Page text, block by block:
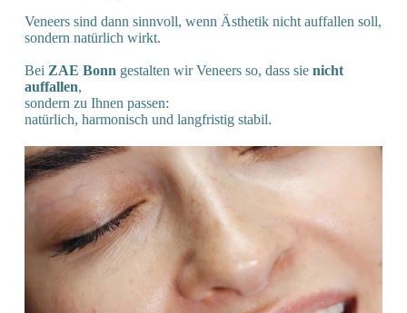
Veneers sind dann sinnvoll, wenn Ästhetik nicht auffallen soll,
sondern natürlich wirkt.
Bei ZAE Bonn gestalten wir Veneers so, dass sie nicht
auffallen,
sondern zu Ihnen passen:
natürlich, harmonisch und langfristig stabil.